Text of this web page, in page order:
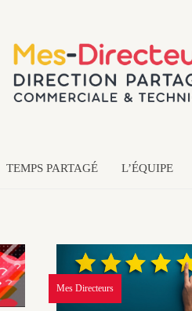
TEMPS PARTAGÉ L’ÉQUIPE
Mes Directeurs